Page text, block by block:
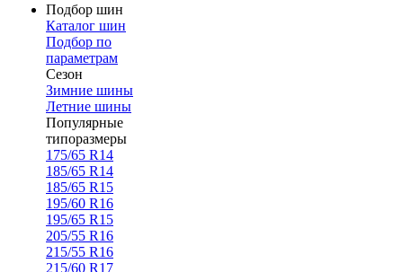
Подбор шин
Каталог шин
Подбор по
параметрам
Сезон
Зимние шины
Летние шины
Популярные
типоразмеры
175/65 R14
185/65 R14
185/65 R15
195/60 R16
195/65 R15
205/55 R16
215/55 R16
215/60 R17